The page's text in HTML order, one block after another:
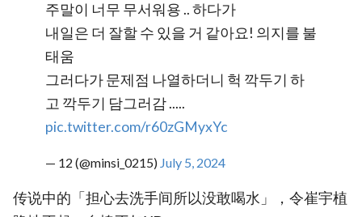
주말이 너무 무서워용 .. 하다가
내일은 더 잘할 수 있을 거 같아요! 의지를 불
태움
그러다가 문제점 나열하더니 헉 깍두기 하
고 깍두기 담그러감 .....
pic.twitter.com/r60zGMyxYc
— 12 (@minsi_0215) July 5, 2024
传说中的「担心去洗手间所以没敢喝水」，令崔宇植